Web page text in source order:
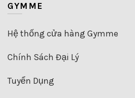
GYMME
Hệ thống cửa hàng Gymme
Chính Sách Đại Lý
Tuyển Dụng